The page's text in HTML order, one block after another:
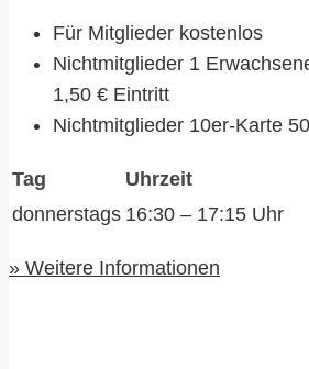
Für Mitglieder kostenlos
Nichtmitglieder 1
1,50 € Eintritt
Nichtmitglieder 10er-Karte
Tag
Uhrzeit
donnerstags 16:30 – 17:15 Uhr
» Weitere Informationen